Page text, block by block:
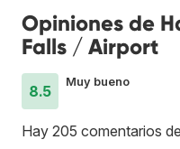
Opiniones de
Falls / Airport
8.5
Muy bueno
Hay 205 comentarios